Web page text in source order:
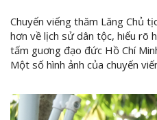
Chuyến viếng thăm Lăng Chủ
hơn về lịch sử dân tộc, hiểu rõ
tấm guơng đạo đức Hồ Chí
Một số hình ảnh của chuyến